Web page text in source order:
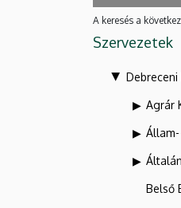
A keresés a
Szervezetek
Debreceni
Agrár
Belső